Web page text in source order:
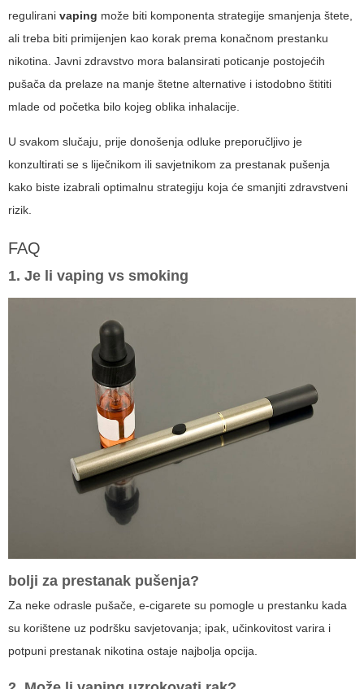
regulirani vaping može biti komponenta strategije smanjenja štete,
ali treba biti primijenjen kao korak prema konačnom prestanku
nikotina. Javni zdravstvo mora balansirati poticanje postojećih
pušača da prelaze na manje štetne alternative i istodobno štititi
mlade od početka bilo kojeg oblika inhalacije.
U svakom slučaju, prije donošenja odluke preporučljivo je
konzultirati se s liječnikom ili savjetnikom za prestanak pušenja
kako biste izabrali optimalnu strategiju koja će smanjiti zdravstveni
rizik.
FAQ
1. Je li vaping vs smoking
bolji za prestanak pušenja?
Za neke odrasle pušače, e-cigarete su pomogle u prestanku kada
su korištene uz podršku savjetovanja; ipak, učinkovitost varira i
potpuni prestanak nikotina ostaje najbolja opcija.